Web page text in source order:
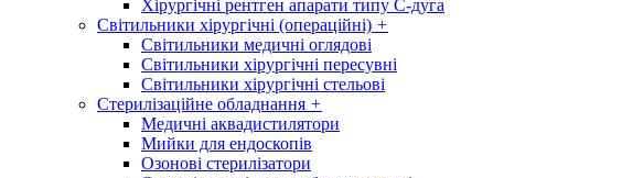
Хірургічні рентген апарати типу С-дуга
Світильники хірургічні (операційні) +
Світильники медичні оглядові
Світильники хірургічні пересувні
Світильники хірургічні стельові
Стерилізаційне обладнання +
Медичні аквадистилятори
Мийки для ендоскопів
Озонові стерилізатори